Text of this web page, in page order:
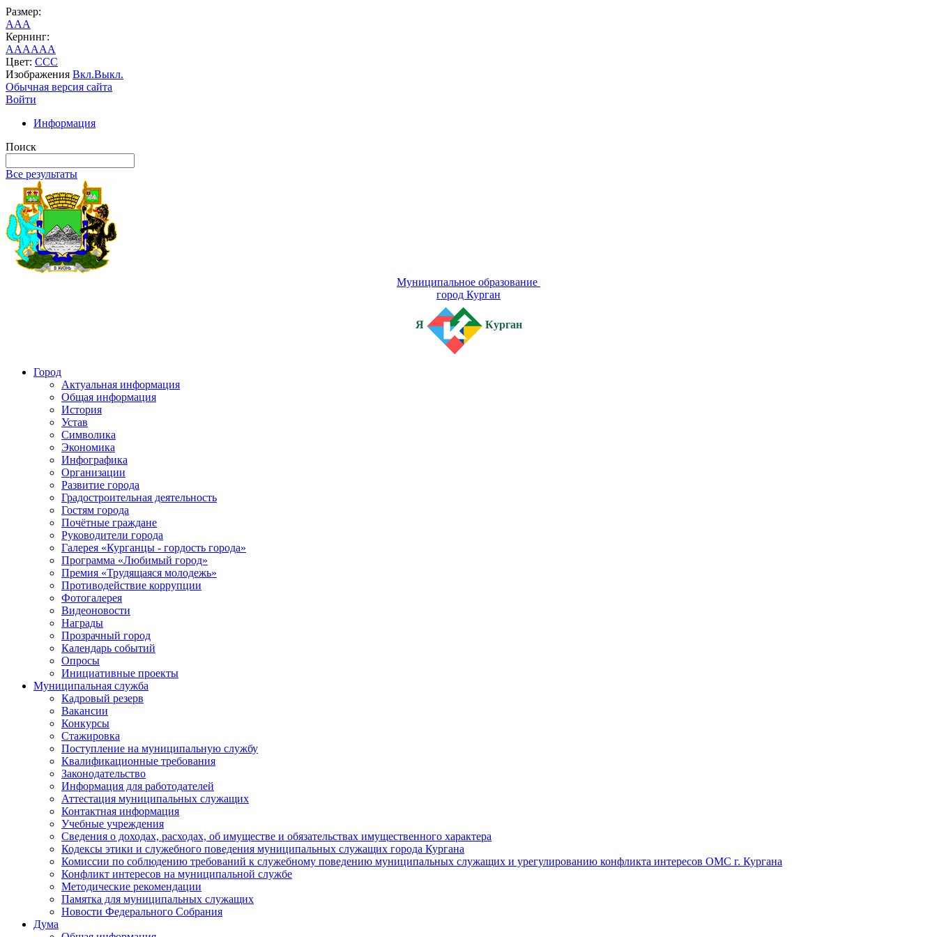
Размер:
AAA
Кернинг:
AAAAAA
Цвет: CCC
Изображения Вкл.Выкл.
Обычная версия сайта
Войти
Информация
Поиск
Все результаты
Муниципальное образование
город Курган
Я Курган
Город
Актуальная информация
Общая информация
История
Устав
Символика
Экономика
Инфографика
Организации
Развитие города
Градостроительная деятельность
Гостям города
Почётные граждане
Руководители города
Галерея «Курганцы - гордость города»
Программа «Любимый город»
Премия «Трудящаяся молодежь»
Противодействие коррупции
Фотогалерея
Видеоновости
Награды
Прозрачный город
Календарь событий
Опросы
Инициативные проекты
Муниципальная служба
Кадровый резерв
Вакансии
Конкурсы
Стажировка
Поступление на муниципальную службу
Квалификационные требования
Законодательство
Информация для работодателей
Аттестация муниципальных служащих
Контактная информация
Учебные учреждения
Сведения о доходах, расходах, об имуществе и обязательствах имущественного характера
Кодексы этики и служебного поведения муниципальных служащих города Кургана
Комиссии по соблюдению требований к служебному поведению муниципальных служащих и урегулированию конфликта интересов ОМС г. Кургана
Конфликт интересов на муниципальной службе
Методические рекомендации
Памятка для муниципальных служащих
Новости Федерального Cобрания
Дума